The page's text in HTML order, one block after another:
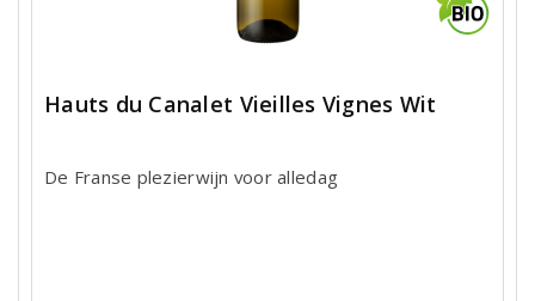
Hauts du Canalet Vieilles Vignes Wit
De Franse plezierwijn voor alledag